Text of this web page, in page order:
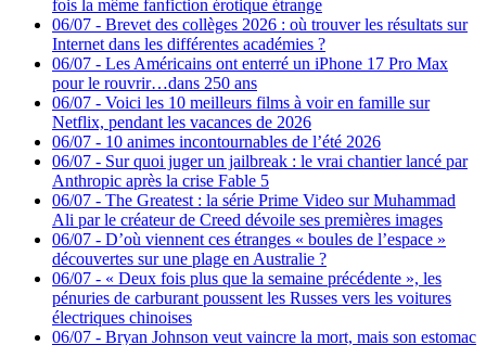
fois la même fanfiction érotique étrange
06/07 - Brevet des collèges 2026 : où trouver les résultats sur
Internet dans les différentes académies ?
06/07 - Les Américains ont enterré un iPhone 17 Pro Max
pour le rouvrir…dans 250 ans
06/07 - Voici les 10 meilleurs films à voir en famille sur
Netflix, pendant les vacances de 2026
06/07 - 10 animes incontournables de l’été 2026
06/07 - Sur quoi juger un jailbreak : le vrai chantier lancé par
Anthropic après la crise Fable 5
06/07 - The Greatest : la série Prime Video sur Muhammad
Ali par le créateur de Creed dévoile ses premières images
06/07 - D’où viennent ces étranges « boules de l’espace »
découvertes sur une plage en Australie ?
06/07 - « Deux fois plus que la semaine précédente », les
pénuries de carburant poussent les Russes vers les voitures
électriques chinoises
06/07 - Bryan Johnson veut vaincre la mort, mais son estomac